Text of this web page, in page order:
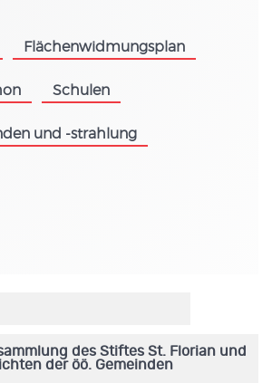
Flächenwidmungsplan
Schulen
und -strahlung
des Stiftes St. Florian und
der öö. Gemeinden